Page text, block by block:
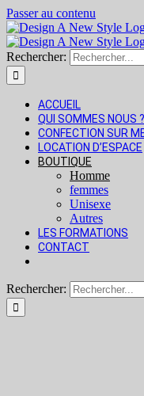
Passer au contenu
Rechercher:
ACCUEIL
QUI SOMMES NOUS ?
CONFECTION SUR
LOCATION D’ESPACE
BOUTIQUE
Homme
femmes
Unisexe
Autres
LES FORMATIONS
CONTACT
Rechercher: